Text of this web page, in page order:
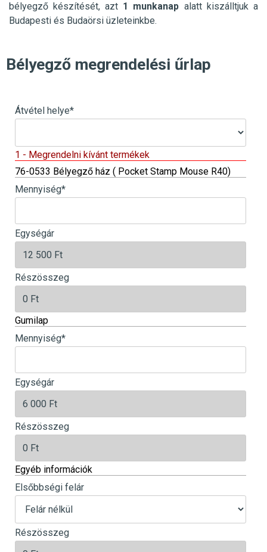
bélyegző készítését, azt 1 munkanap alatt kiszálltjuk a
Budapesti és Budaörsi üzleteinkbe.
Bélyegző megrendelési űrlap
Átvétel helye*
1 - Megrendelni kívánt termékek
76-0533 Bélyegző ház ( Pocket Stamp Mouse R40)
Mennyiség*
Egységár
Részösszeg
Gumilap
Mennyiség*
Egységár
Részösszeg
Egyéb információk
Elsőbbségi felár
Részösszeg